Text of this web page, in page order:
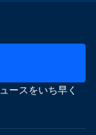
ースをいち早く